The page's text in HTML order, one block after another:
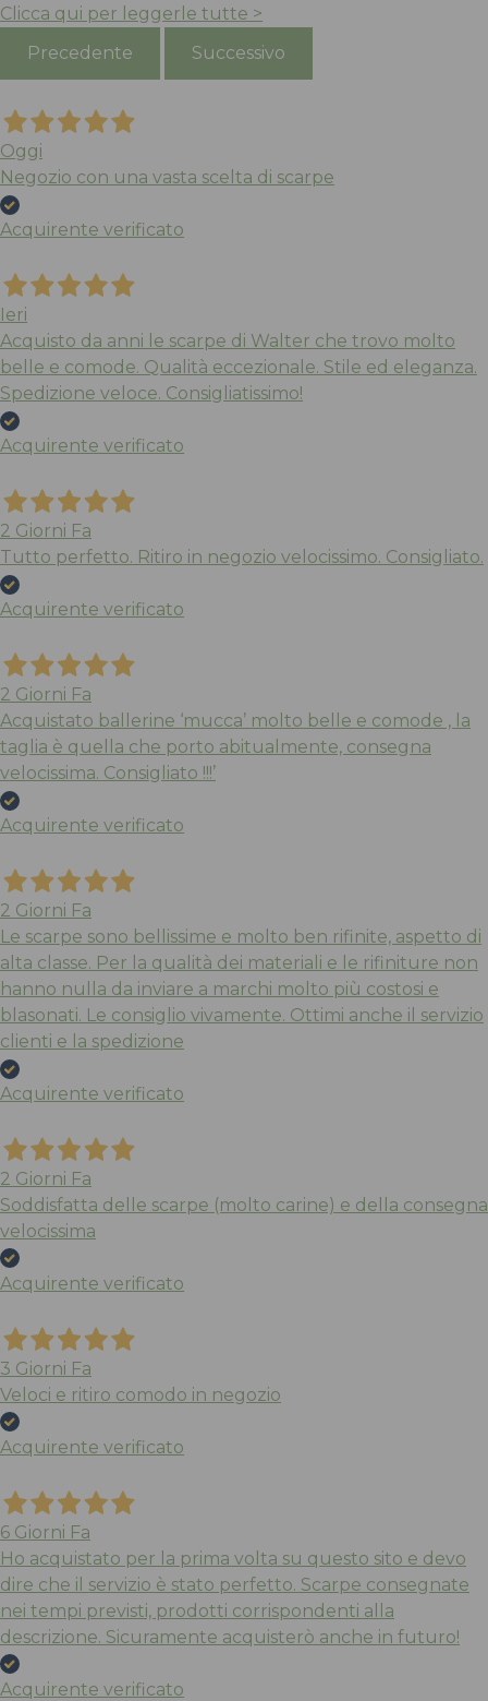
Sneaker Track Leshur
232758
BARBOUR
Multicolor, Tartan
Gomma
BARBOUR
Clicca qui per leggerle tutte >
Precedente
Successivo
Oggi
Negozio con una vasta scelta di scarpe
Acquirente verificato
Ieri
Acquisto da anni le scarpe di Walter che trovo molto
belle e comode. Qualità eccezionale. Stile ed eleganza.
Spedizione veloce. Consigliatissimo!
Acquirente verificato
2 Giorni Fa
Tutto perfetto. Ritiro in negozio velocissimo. Consigliato.
Acquirente verificato
2 Giorni Fa
Acquistato ballerine ‘mucca’ molto belle e comode , la
taglia è quella che porto abitualmente, consegna
velocissima. Consigliato !!!’
Acquirente verificato
2 Giorni Fa
Le scarpe sono bellissime e molto ben rifinite, aspetto di
alta classe. Per la qualità dei materiali e le rifiniture non
hanno nulla da inviare a marchi molto più costosi e
blasonati. Le consiglio vivamente. Ottimi anche il servizio
clienti e la spedizione
Acquirente verificato
2 Giorni Fa
Soddisfatta delle scarpe (molto carine) e della consegna
velocissima
Acquirente verificato
3 Giorni Fa
Veloci e ritiro comodo in negozio
Acquirente verificato
6 Giorni Fa
Ho acquistato per la prima volta su questo sito e devo
dire che il servizio è stato perfetto. Scarpe consegnate
nei tempi previsti, prodotti corrispondenti alla
descrizione. Sicuramente acquisterò anche in futuro!
Acquirente verificato